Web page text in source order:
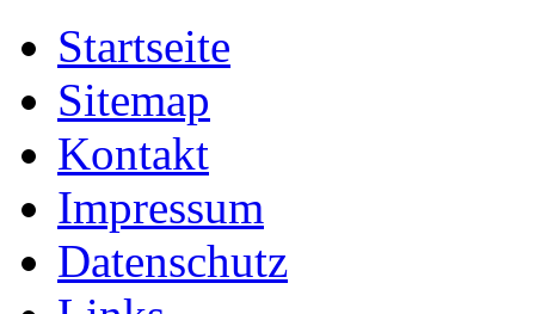
Startseite
Sitemap
Kontakt
Impressum
Datenschutz